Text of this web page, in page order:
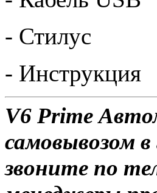
- Стилус
- Инструкция
V6 Prime
самовывозом
звоните по